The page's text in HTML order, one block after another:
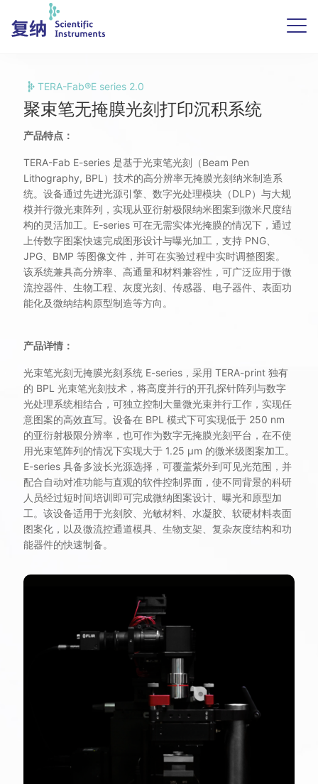
TERA-Fab®E series 2.0 聚束笔无
艺，一体化高精度微纳图形制备系统
TERA-Fab®E series 2.0
聚束笔无掩膜光刻打印沉积系统
产品特点：
TERA-Fab E-series 是基于光束笔光刻（Beam Pen
Lithography, BPL）技术的高分辨率无掩膜光刻纳米制造系
统。设备通过先进光源引擎、数字光处理模块（DLP）与大规
模并行微光束阵列，实现从亚衍射极限纳米图案到微米尺度结
构的灵活加工。E-series 可在无需实体光掩膜的情况下，通过
上传数字图案快速完成图形设计与曝光加工，支持 PNG、
JPG、BMP 等图像文件，并可在实验过程中实时调整图案。
该系统兼具高分辨率、高通量和材料兼容性，可广泛应用于微
流控器件、生物工程、灰度光刻、传感器、电子器件、表面功
能化及微纳结构原型制造等方向。
产品详情：
光束笔光刻无掩膜光刻系统 E-series，采用 TERA-print 独有
的 BPL 光束笔光刻技术，将高度并行的开孔探针阵列与数字
光处理系统相结合，可独立控制大量微光束并行工作，实现任
意图案的高效直写。设备在 BPL 模式下可实现低于 250 nm
的亚衍射极限分辨率，也可作为数字无掩膜光刻平台，在不使
用光束笔阵列的情况下实现大于 1.25 μm 的微米级图案加工。
E-series 具备多波长光源选择，可覆盖紫外到可见光范围，并
配合自动对准功能与直观的软件控制界面，使不同背景的科研
人员经过短时间培训即可完成微纳图案设计、曝光和原型加
工。该设备适用于光刻胶、光敏材料、水凝胶、软硬材料表面
图案化，以及微流控通道模具、生物支架、复杂灰度结构和功
能器件的快速制备。